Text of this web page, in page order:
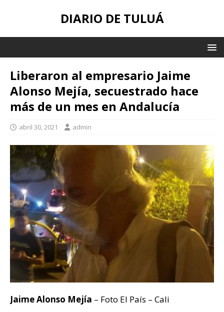
DIARIO DE TULUÁ
Liberaron al empresario Jaime
Alonso Mejía, secuestrado hace
más de un mes en Andalucía
abril 30, 2021 admin
Jaime Alonso Mejía – Foto El País – Cali